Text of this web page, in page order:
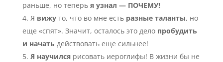
раньше, но теперь я узнал — ПОЧЕМУ!
Я вижуто, что во мне есть разные таланты, но
еще «спят». Значит, осталось это дело пробудить
и начать действовать еще сильнее!
Я научилсярисовать иероглифы! В жизни бы не